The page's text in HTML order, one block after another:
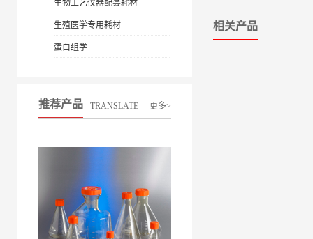
生物工艺仪器配套耗材
生殖医学专用耗材
蛋白组学
推荐产品 TRANSLATE 更多>
相关产品